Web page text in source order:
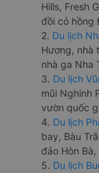
Hills, Fresh
đồi cỏ hồng
2. Du lịch
Hương, nhà
nhà ga Nha
3. Du lịch
mũi Nghinh
vườn quốc
4. Du lịch
bay, Bàu
đảo Hòn Bà,
5. Du lịch